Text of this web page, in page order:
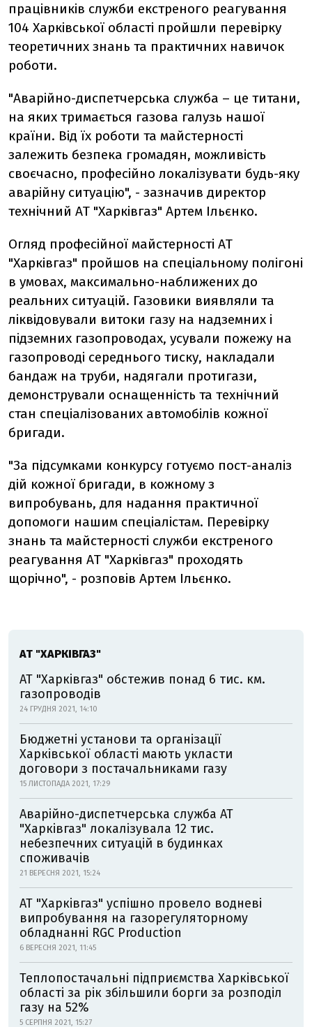
працівників служби екстреного реагування
104 Харківської області пройшли перевірку
теоретичних знань та практичних навичок
роботи.
"Аварійно-диспетчерська служба – це титани,
на яких тримається газова галузь нашої
країни. Від їх роботи та майстерності
залежить безпека громадян, можливість
своєчасно, професійно локалізувати будь-яку
аварійну ситуацію", - зазначив директор
технічний АТ "Харківгаз" Артем Ільєнко.
Огляд професійної майстерності АТ
"Харківгаз" пройшов на спеціальному полігоні
в умовах, максимально-наближених до
реальних ситуацій. Газовики виявляли та
ліквідовували витоки газу на надземних і
підземних газопроводах, усували пожежу на
газопроводі середнього тиску, накладали
бандаж на труби, надягали протигази,
демонстрували оснащенність та технічний
стан спеціалізованих автомобілів кожної
бригади.
"За підсумками конкурсу готуємо пост-аналіз
дій кожної бригади, в кожному з
випробувань, для надання практичної
допомоги нашим спеціалістам. Перевірку
знань та майстерності служби екстреного
реагування АТ "Харківгаз" проходять
щорічно", - розповів Артем Ільєнко.
АТ "ХАРКІВГАЗ"
АТ "Харківгаз" обстежив понад 6 тис. км.
газопроводів
24 ГРУДНЯ 2021, 14:10
Бюджетні установи та організації
Харківської області мають укласти
договори з постачальниками газу
15 ЛИСТОПАДА 2021, 17:29
Аварійно-диспетчерська служба АТ
"Харківгаз" локалізувала 12 тис.
небезпечних ситуацій в будинках
споживачів
21 ВЕРЕСНЯ 2021, 15:24
АТ "Харківгаз" успішно провело водневі
випробування на газорегуляторному
обладнанні RGC Production
6 ВЕРЕСНЯ 2021, 11:45
Теплопостачальні підприємства Харківської
області за рік збільшили борги за розподіл
газу на 52%
5 СЕРПНЯ 2021, 15:27